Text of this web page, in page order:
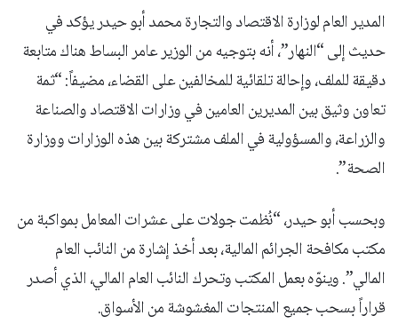
المدير العام لوزارة الاقتصاد والتجارة محمد أبو حيدر يؤكد في
حديث إلى “النهار”، أنه بتوجيه من الوزير عامر البساط هناك متابعة
دقيقة للملف، وإحالة تلقائية للمخالفين على القضاء، مضيفاً: “ثمة
تعاون وثيق بين المديرين العامين في وزارات الاقتصاد والصناعة
والزراعة، والمسؤولية في الملف مشتركة بين هذه الوزارات ووزارة
الصحة”.
وبحسب أبو حيدر، “نُظمت جولات على عشرات المعامل بمواكبة من
مكتب مكافحة الجرائم المالية، بعد أخذ إشارة من النائب العام
المالي”. وينوّه بعمل المكتب وتحرك النائب العام المالي، الذي أصدر
قراراً بسحب جميع المنتجات المغشوشة من الأسواق.